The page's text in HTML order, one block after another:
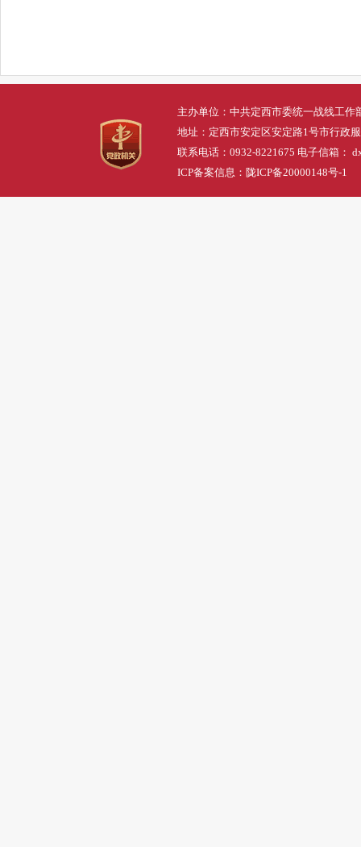
主办单位：中共定西市委统一战线工作
地址：定西市安定区安定路1号市行政
联系电话：0932-8221675 电子信箱：
ICP备案信息： 陇ICP备20000148号-1